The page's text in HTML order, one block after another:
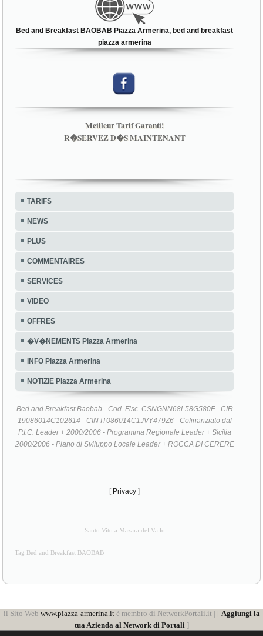
Bed and Breakfast BAOBAB Piazza Armerina, bed and breakfast
piazza armerina
Meilleur Tarif Garanti!
R�SERVEZ D�S MAINTENANT
TARIFS
NEWS
PLUS
COMMENTAIRES
SERVICES
VIDEO
OFFRES
�V�NEMENTS Piazza Armerina
INFO Piazza Armerina
NOTIZIE Piazza Armerina
Bed and Breakfast Baobab - Cod. Fisc. CSNGNN68L58G580F - CIR
19086014C102614 - CIN IT086014C1JVY479Z6 - Cofinanziato dal
P.I.C. Leader + 2000/2006 - Programma Regionale Leader + Sicilia
2000/2006 - Piano di Sviluppo Locale Leader + ROCCA DI CERERE
[ Privacy ]
Santo Vito a Mazara del Vallo
Tag Bed and Breakfast BAOBAB
il Sito Web www.piazza-armerina.itè membro di NetworkPortali.it | [ Aggiungi la
tua Azienda al Network di Portali ]